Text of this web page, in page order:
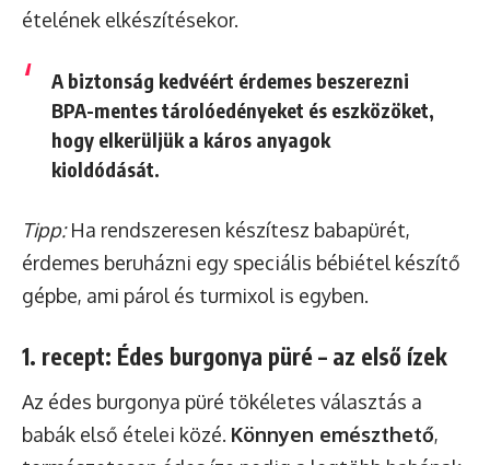
ételének elkészítésekor.
A biztonság kedvéért érdemes beszerezni
BPA-mentes tárolóedényeket és eszközöket,
hogy elkerüljük a káros anyagok
kioldódását.
Tipp:Ha rendszeresen készítesz babapürét,
érdemes beruházni egy speciális bébiétel készítő
gépbe, ami párol és turmixol is egyben.
1. recept: Édes burgonya püré – az első ízek
Az édes burgonya püré tökéletes választás a
babák első ételei közé. Könnyen emészthető,